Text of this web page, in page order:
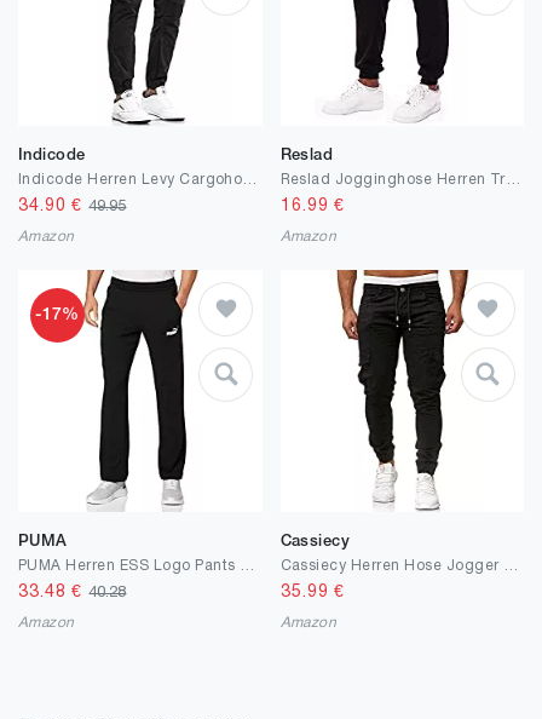
Indicode
34.90 €49.95
Amazon
Reslad
Reslad Jogginghose Herren Trainingshose Männer Sporthose Sweatpants Jogger Pants Freizeithose für Gym & Fitness
16.99 €
Amazon
-17%
PUMA
33.48 €40.28
Amazon
Cassiecy
35.99 €
Amazon